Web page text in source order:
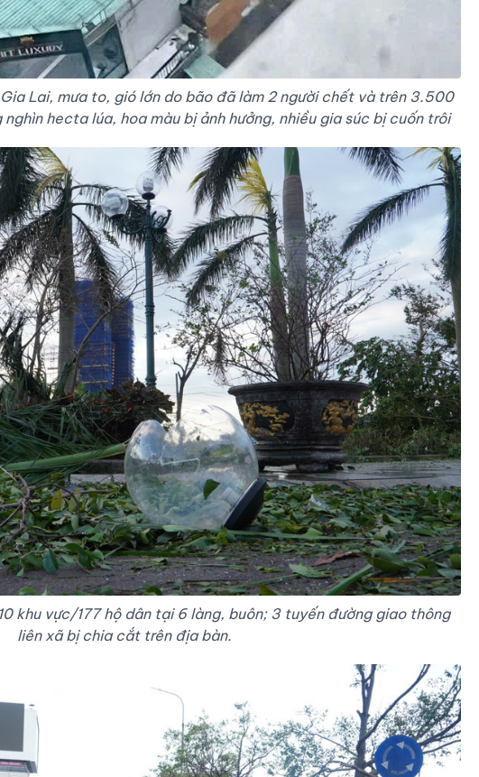
Lai, mưa to, gió lớn do bão đã làm 2 người chết và trên 3.500
hecta lúa, hoa màu bị ảnh hưởng, nhiều gia súc bị cuốn trôi
khu vực/177 hộ dân tại 6 làng, buôn; 3 tuyến đường giao thông
liên xã bị chia cắt trên địa bàn.